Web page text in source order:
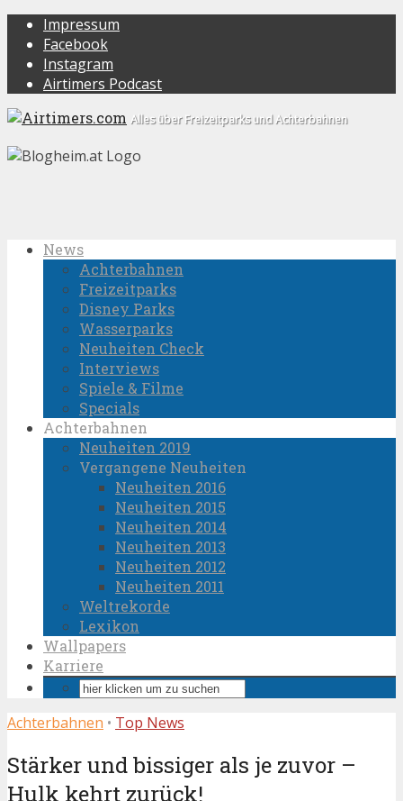
Impressum
Facebook
Instagram
Airtimers Podcast
Alles über Freizeitparks und Achterbahnen
News
Achterbahnen
Freizeitparks
Disney Parks
Wasserparks
Neuheiten Check
Interviews
Spiele & Filme
Specials
Achterbahnen
Neuheiten 2019
Vergangene Neuheiten
Neuheiten 2016
Neuheiten 2015
Neuheiten 2014
Neuheiten 2013
Neuheiten 2012
Neuheiten 2011
Weltrekorde
Lexikon
Wallpapers
Karriere
Achterbahnen • Top News
Stärker und bissiger als je zuvor –
Hulk kehrt zurück!